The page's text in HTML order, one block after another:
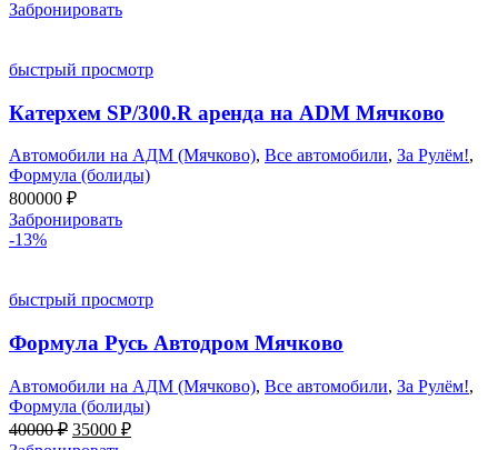
Забронировать
быстрый просмотр
Катерхем SP/300.R аренда на ADM Мячково
Автомобили на АДМ (Мячково), Все автомобили, За Рулём!,
Формула (болиды)
800000 ₽
Забронировать
-13%
быстрый просмотр
Формула Русь Автодром Мячково
Автомобили на АДМ (Мячково), Все автомобили, За Рулём!,
Формула (болиды)
40000₽ Первоначальная
цена
35000 ₽Текущая